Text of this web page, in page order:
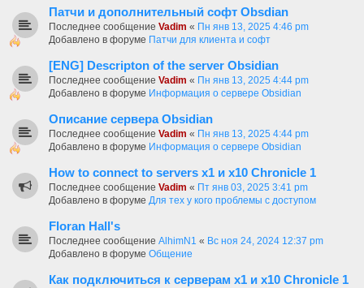
Патчи и дополнительный софт Obsdian
Последнее сообщение Vadim « Пн янв 13, 2025 4:46 pm
Добавлено в форуме Патчи для клиента и софт
[ENG] Descripton of the server Obsidian
Последнее сообщение Vadim « Пн янв 13, 2025 4:44 pm
Добавлено в форуме Информация о сервере Obsidian
Описание сервера Obsidian
Последнее сообщение Vadim « Пн янв 13, 2025 4:44 pm
Добавлено в форуме Информация о сервере Obsidian
How to connect to servers х1 и х10 Chronicle 1
Последнее сообщение Vadim « Пт янв 03, 2025 3:41 pm
Добавлено в форуме Для тех у кого проблемы с доступом
Floran Hall's
Последнее сообщение AlhimN1 « Вс ноя 24, 2024 12:37 pm
Добавлено в форуме Общение
Как подключиться к серверам х1 и х10 Chronicle 1